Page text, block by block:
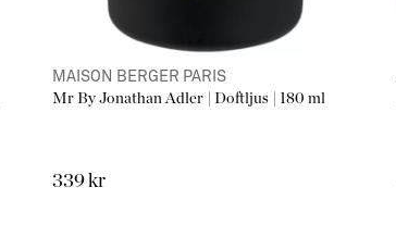
MAISON BERGER PARIS
Mr By Jonathan Adler | Doftljus | 180 ml
339 kr